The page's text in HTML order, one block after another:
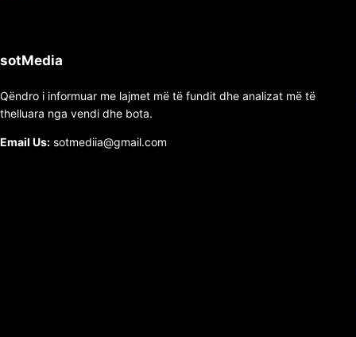
sotMedia
Qëndro i informuar me lajmet më të fundit dhe analizat më të
thelluara nga vendi dhe bota.
Email Us: sotmediia@gmail.com